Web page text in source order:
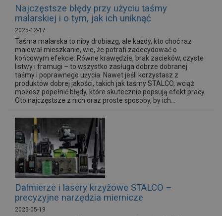
Najczęstsze błędy przy użyciu taśmy
malarskiej i o tym, jak ich uniknąć
2025-12-17
Taśma malarska to niby drobiazg, ale każdy, kto choć raz
malował mieszkanie, wie, że potrafi zadecydować o
końcowym efekcie. Równe krawędzie, brak zacieków, czyste
listwy i framugi – to wszystko zasługa dobrze dobranej
taśmy i poprawnego użycia. Nawet jeśli korzystasz z
produktów dobrej jakości, takich jak taśmy STALCO, wciąż
możesz popełnić błędy, które skutecznie popsują efekt pracy.
Oto najczęstsze z nich oraz proste sposoby, by ich...
Dalmierze i lasery krzyżowe STALCO –
precyzyjne narzędzia miernicze
2025-05-19